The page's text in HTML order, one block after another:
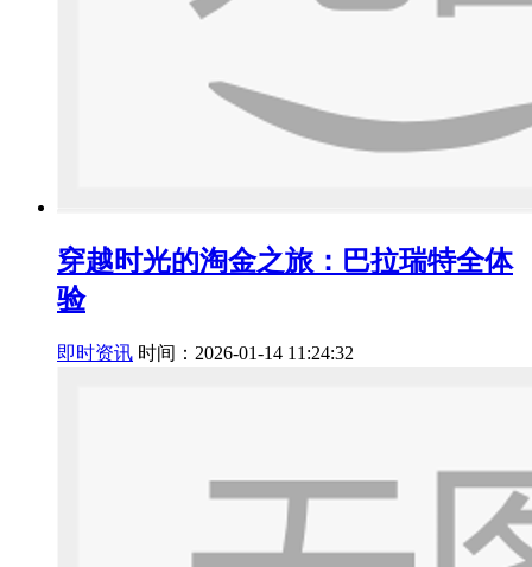
穿越时光的淘金之旅：巴拉瑞特全体
验
即时资讯 时间：2026-01-14 11:24:32